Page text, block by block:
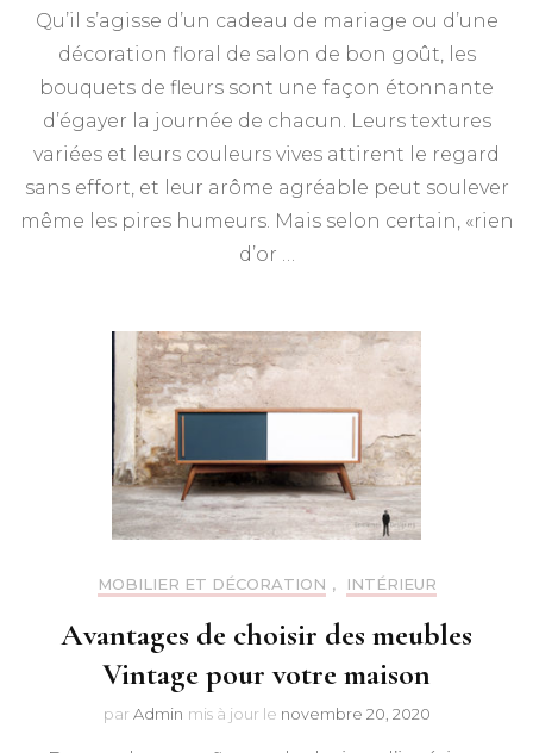
Qu’il s’agisse d’un cadeau de mariage ou d’une
décoration floral de salon de bon goût, les
bouquets de fleurs sont une façon étonnante
d’égayer la journée de chacun. Leurs textures
variées et leurs couleurs vives attirent le regard
sans effort, et leur arôme agréable peut soulever
même les pires humeurs. Mais selon certain, «rien
d’or …
MOBILIER ET DÉCORATION , INTÉRIEUR
Avantages de choisir des meubles
Vintage pour votre maison
par Admin mis à jour le novembre 20, 2020